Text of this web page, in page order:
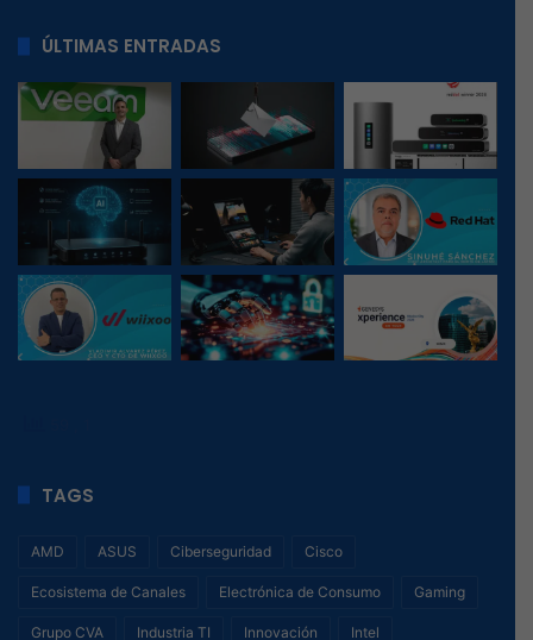
ÚLTIMAS ENTRADAS
TAGS
AMD ASUS Ciberseguridad Cisco
Ecosistema de Canales Electrónica de Consumo Gaming
Grupo CVA Industria TI Innovación Intel